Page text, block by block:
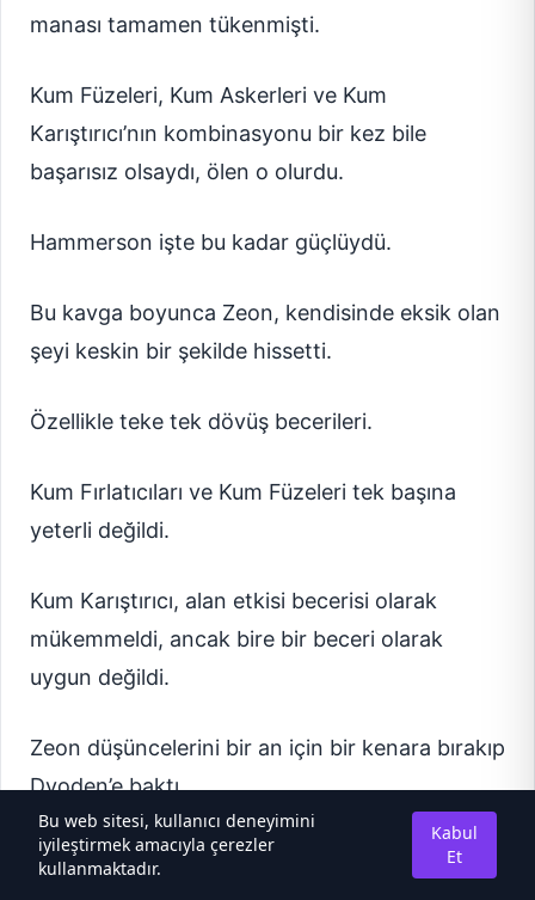
manası tamamen tükenmişti.
Kum Füzeleri, Kum Askerleri ve Kum
Karıştırıcı’nın kombinasyonu bir kez bile
başarısız olsaydı, ölen o olurdu.
Hammerson işte bu kadar güçlüydü.
Bu kavga boyunca Zeon, kendisinde eksik olan
şeyi keskin bir şekilde hissetti.
Özellikle teke tek dövüş becerileri.
Kum Fırlatıcıları ve Kum Füzeleri tek başına
yeterli değildi.
Kum Karıştırıcı, alan etkisi becerisi olarak
mükemmeldi, ancak bire bir beceri olarak
uygun değildi.
Zeon düşüncelerini bir an için bir kenara bırakıp
Dyoden’e baktı.
“Heheh! Elf kaltak, El Harun nerede?”
Bu web sitesi, kullanıcı deneyimini
iyileştirmek amacıyla çerezler
kullanmaktadır.
Kabul
Et